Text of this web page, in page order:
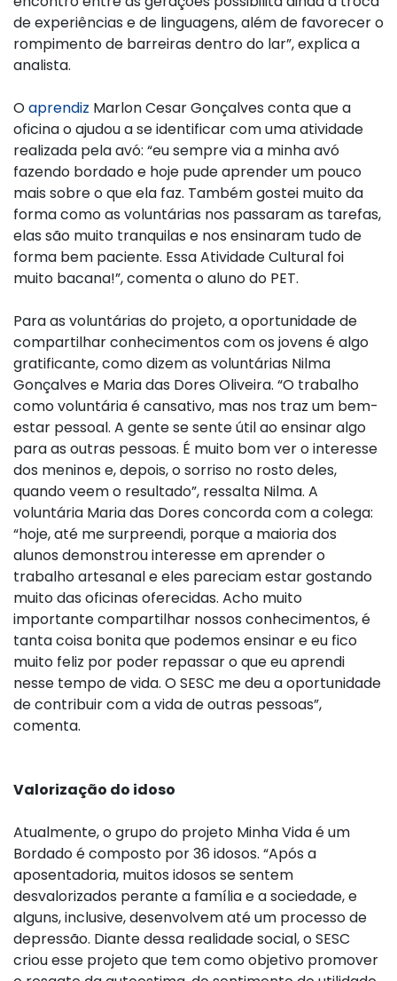
de experiências e de linguagens, além de favorecer o
rompimento de barreiras dentro do lar”, explica a
analista.
Oaprendiz Marlon Cesar Gonçalves conta que a
oficina o ajudou a se identificar com uma atividade
realizada pela avó: “eu sempre via a minha avó
fazendo bordado e hoje pude aprender um pouco
mais sobre o que ela faz. Também gostei muito da
forma como as voluntárias nos passaram as tarefas,
elas são muito tranquilas e nos ensinaram tudo de
forma bem paciente. Essa Atividade Cultural foi
muito bacana!”, comenta o aluno do PET.
Para as voluntárias do projeto, a oportunidade de
compartilhar conhecimentos com os jovens é algo
gratificante, como dizem as voluntárias Nilma
Gonçalves e Maria das Dores Oliveira. “O trabalho
como voluntária é cansativo, mas nos traz um bem-
estar pessoal. A gente se sente útil ao ensinar algo
para as outras pessoas. É muito bom ver o interesse
dos meninos e, depois, o sorriso no rosto deles,
quando veem o resultado”, ressalta Nilma. A
voluntária Maria das Dores concorda com a colega:
“hoje, até me surpreendi, porque a maioria dos
alunos demonstrou interesse em aprender o
trabalho artesanal e eles pareciam estar gostando
muito das oficinas oferecidas. Acho muito
importante compartilhar nossos conhecimentos, é
tanta coisa bonita que podemos ensinar e eu fico
muito feliz por poder repassar o que eu aprendi
nesse tempo de vida. O SESC me deu a oportunidade
de contribuir com a vida de outras pessoas”,
comenta.
Valorização do idoso
Atualmente, o grupo do projeto Minha Vida é um
Bordado é composto por 36 idosos. “Após a
aposentadoria, muitos idosos se sentem
desvalorizados perante a família e a sociedade, e
alguns, inclusive, desenvolvem até um processo de
depressão. Diante dessa realidade social, o SESC
criou esse projeto que tem como objetivo promover